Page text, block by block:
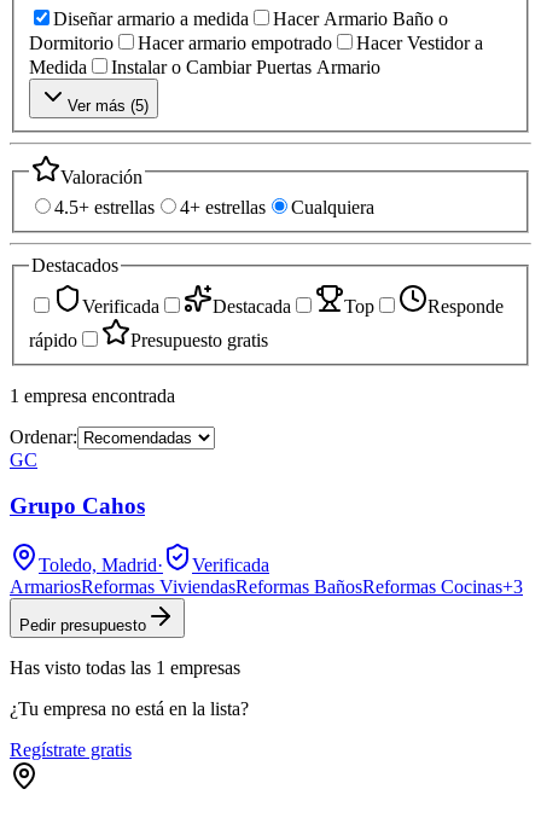
Diseñar armario a medida
Hacer Armario Baño o
Dormitorio
Hacer armario empotrado
Hacer Vestidor a
Medida
Instalar o Cambiar Puertas Armario
Ver más (5)
Valoración
4.5+ estrellas
4+ estrellas Cualquiera
Destacados
Verificada
Destacada Top
Responde
rápido
Presupuesto gratis
1 empresa encontrada
Ordenar:
GC
Grupo Cahos
Toledo, Madrid·
Verificada
ArmariosReformas ViviendasReformas BañosReformas Cocinas+3
Pedir presupuesto
Has visto todas las 1 empresas
¿Tu empresa no está en la lista?
Regístrate gratis